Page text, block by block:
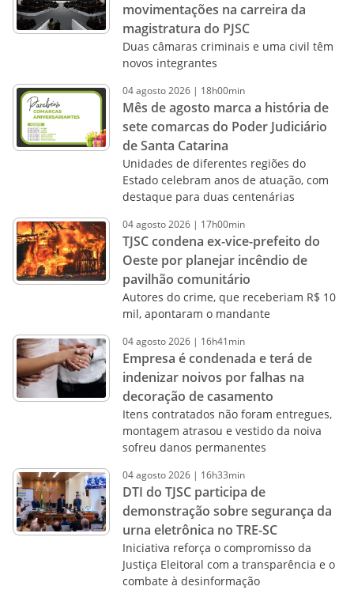
movimentações na carreira da
magistratura do PJSC
Duas câmaras criminais e uma civil têm
novos integrantes
04agosto2026 | 18h00min
Mês de agosto marca a história de
sete comarcas do Poder Judiciário
de Santa Catarina
Unidades de diferentes regiões do
Estado celebram anos de atuação, com
destaque para duas centenárias
04agosto2026 | 17h00min
TJSC condena ex-vice-prefeito do
Oeste por planejar incêndio de
pavilhão comunitário
Autores do crime, que receberiam R$ 10
mil, apontaram o mandante
04agosto2026 | 16h41min
Empresa é condenada e terá de
indenizar noivos por falhas na
decoração de casamento
Itens contratados não foram entregues,
montagem atrasou e vestido da noiva
sofreu danos permanentes
04agosto2026 | 16h33min
DTI do TJSC participa de
demonstração sobre segurança da
urna eletrônica no TRE-SC
Iniciativa reforça o compromisso da
Justiça Eleitoral com a transparência e o
combate à desinformação